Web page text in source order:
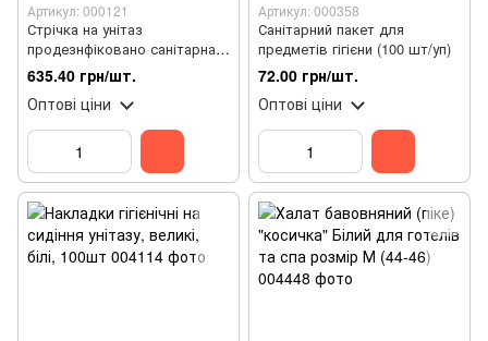
Артикул: 000121
Стрічка на унітаз
продезнфіковано санітарна
(1000 шт/уп)
635.40 грн/шт.
Оптові ціни
Артикул: 000358
Санітарний пакет для
предметів гігієни (100 шт/уп)
72.00 грн/шт.
Оптові ціни